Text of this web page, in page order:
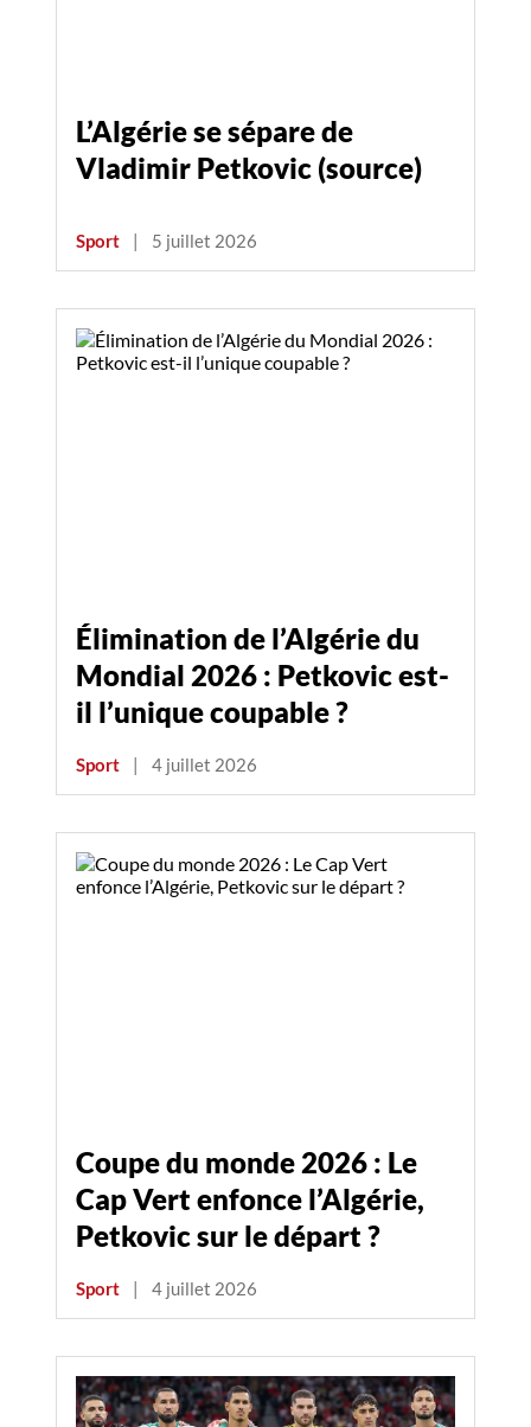
L’Algérie se sépare de
Vladimir Petkovic (source)
Sport | 5 juillet 2026
Élimination de l’Algérie du
Mondial 2026 : Petkovic est-
il l’unique coupable ?
Sport | 4 juillet 2026
Coupe du monde 2026 : Le
Cap Vert enfonce l’Algérie,
Petkovic sur le départ ?
Sport | 4 juillet 2026